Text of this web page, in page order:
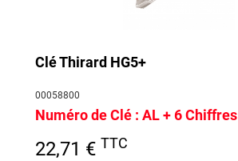
Clé Thirard HG5+
00058800
Numéro de Clé : AL+ 6 Chiffres
22,71 € TTC